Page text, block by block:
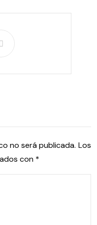
no será publicada. Los
con *